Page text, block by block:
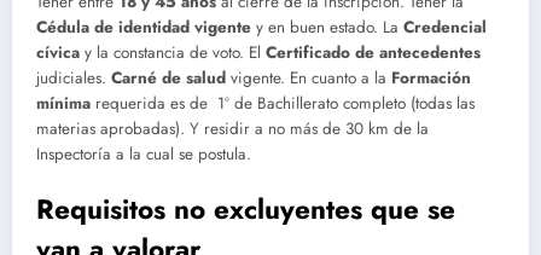
Cédula de identidad vigente y en buen estado. La Credencial
cívica y la constancia de voto. El Certificado de antecedentes
judiciales. Carné de salud vigente. En cuanto a la Formación
mínima requerida es de 1º de Bachillerato completo (todas las
materias aprobadas). Y residir a no más de 30 km de la
Inspectoría a la cual se postula.
Requisitos no excluyentes que se